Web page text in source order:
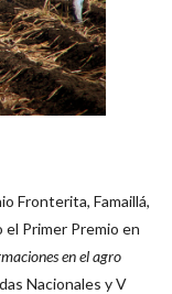
Fronterita, Famaillá,
Primer Premio en
en el agro
Nacionales y V